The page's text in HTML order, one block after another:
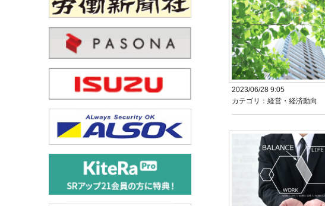
2023/06/28 9:05
カテゴリ：経営・経済動向